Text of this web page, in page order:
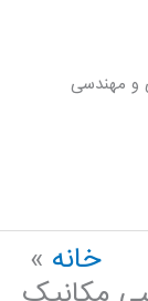
و مهندسی
خانه